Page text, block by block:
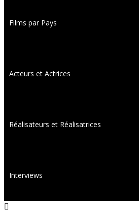
Films par Pays
Acteurs et Actrices
Réalisateurs et Réalisatrices
Interviews